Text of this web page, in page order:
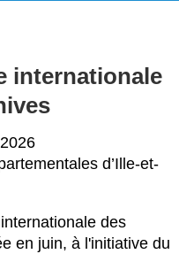
internationale
d’Ille-et-
des
en juin, à l'initiative du